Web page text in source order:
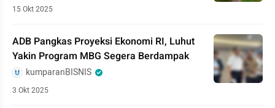
15 Okt 2025
ADB Pangkas Proyeksi Ekonomi RI, Luhut
Yakin Program MBG Segera Berdampak
kumparanBISNIS
3 Okt 2025